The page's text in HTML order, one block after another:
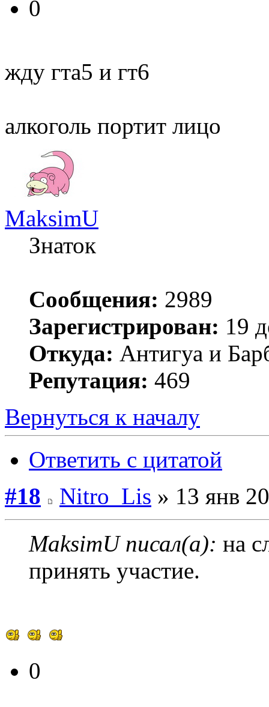
0
жду гта5 и гт6
алкоголь портит лицо
MaksimU
Знаток
Сообщения: 2989
Зарегистрирован: 19
Откуда: Антигуа и
Репутация: 469
Вернуться к началу
Ответить с цитатой
#18
Nitro_Lis » 13 янв
MaksimU писал(а): на
принять участие.
0